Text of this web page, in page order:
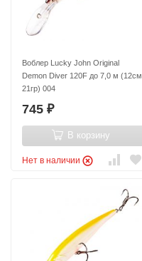
Воблер Lucky John Original
Demon Diver 120F до 7,0 м (12см,
21гр) 004
745 ₽
В корзину
Нет в наличии